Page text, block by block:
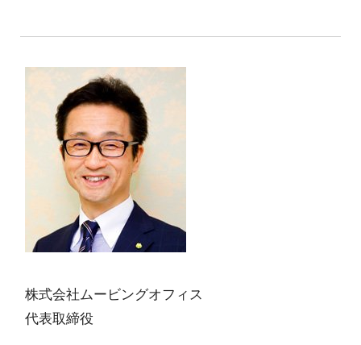
株式会社ムービングオフィス
代表取締役